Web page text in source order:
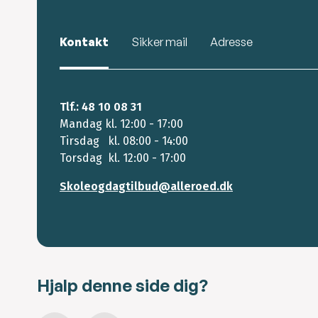
Kontakt Sikker mail Adresse
Tlf.: 48 10 08 31
Mandag kl. 12:00 - 17:00
Tirsdag kl. 08:00 - 14:00
Torsdag kl. 12:00 - 17:00
Skoleogdagtilbud@alleroed.dk
Hjalp denne side dig?